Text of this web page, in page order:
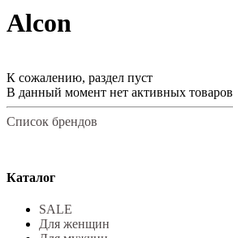
Alcon
К сожалению, раздел пуст
В данный момент нет активных товаров
Список брендов
Каталог
SALE
Для женщин